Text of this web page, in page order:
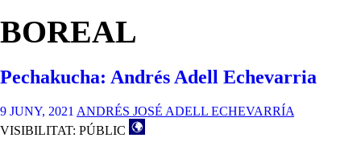
BOREAL
Pechakucha: Andrés Adell Echevarria
9 JUNY, 2021 ANDRÉS JOSÉ ADELL ECHEVARRÍA
VISIBILITAT: PÚBLIC